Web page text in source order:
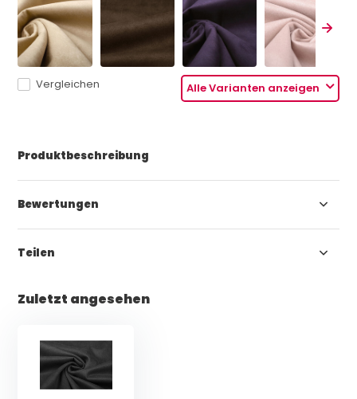
Alle Varianten anzeigen
Vergleichen
Produktbeschreibung
Bewertungen
Teilen
Zuletzt angesehen